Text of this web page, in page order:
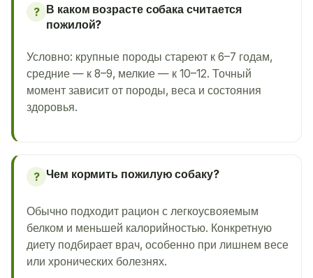
? В каком возрасте собака считается
пожилой?
Условно: крупные породы стареют к 6–7 годам,
средние — к 8–9, мелкие — к 10–12. Точный
момент зависит от породы, веса и состояния
здоровья.
? Чем кормить пожилую собаку?
Обычно подходит рацион с легкоусвояемым
белком и меньшей калорийностью. Конкретную
диету подбирает врач, особенно при лишнем весе
или хронических болезнях.